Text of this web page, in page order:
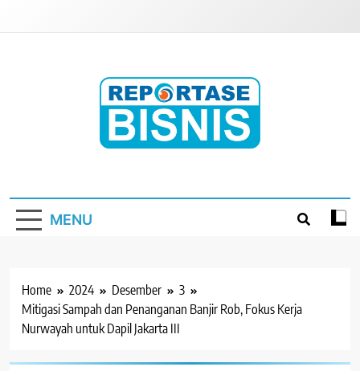
MENU
Home 2024 Desember
3
Mitigasi Sampah dan Penanganan Banjir Rob, Fokus Kerja
Nurwayah untuk Dapil Jakarta III